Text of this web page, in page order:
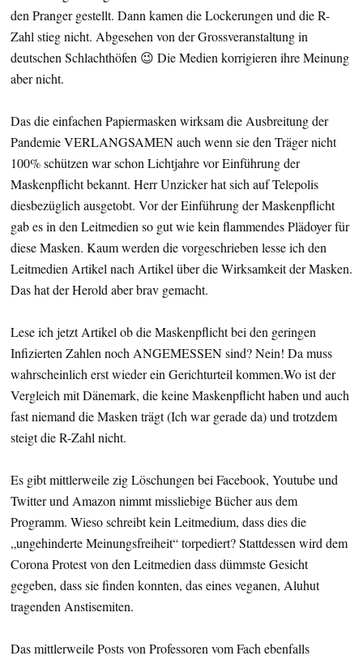
den Pranger gestellt. Dann kamen die Lockerungen und die R-
Zahl stieg nicht. Abgesehen von der Grossveranstaltung in
deutschen Schlachthöfen 😉 Die Medien korrigieren ihre Meinung
aber nicht.
Das die einfachen Papiermasken wirksam die Ausbreitung der
Pandemie VERLANGSAMEN auch wenn sie den Träger nicht
100% schützen war schon Lichtjahre vor Einführung der
Maskenpflicht bekannt. Herr Unzicker hat sich auf Telepolis
diesbezüglich ausgetobt. Vor der Einführung der Maskenpflicht
gab es in den Leitmedien so gut wie kein flammendes Plädoyer für
diese Masken. Kaum werden die vorgeschrieben lesse ich den
Leitmedien Artikel nach Artikel über die Wirksamkeit der Masken.
Das hat der Herold aber brav gemacht.
Lese ich jetzt Artikel ob die Maskenpflicht bei den geringen
Infizierten Zahlen noch ANGEMESSEN sind? Nein! Da muss
wahrscheinlich erst wieder ein Gerichturteil kommen.Wo ist der
Vergleich mit Dänemark, die keine Maskenpflicht haben und auch
fast niemand die Masken trägt (Ich war gerade da) und trotzdem
steigt die R-Zahl nicht.
Es gibt mittlerweile zig Löschungen bei Facebook, Youtube und
Twitter und Amazon nimmt missliebige Bücher aus dem
Programm. Wieso schreibt kein Leitmedium, dass dies die
„ungehinderte Meinungsfreiheit“ torpediert? Stattdessen wird dem
Corona Protest von den Leitmedien dass dümmste Gesicht
gegeben, dass sie finden konnten, das eines veganen, Aluhut
tragenden Anstisemiten.
Das mittlerweile Posts von Professoren vom Fach ebenfalls